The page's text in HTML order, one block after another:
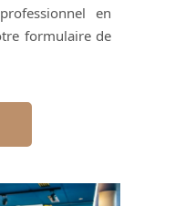
en
formulaire de